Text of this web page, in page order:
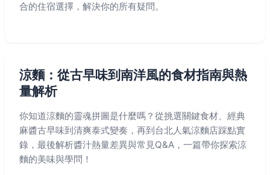
合的住宿選擇，解決你的所有疑問。
涼麵：從古早味到南洋風的食材指南與熱
量解析
你知道涼麵的靈魂拼圖是什麼嗎？從挑選關鍵食材、經典
麻醬古早味到清爽泰式變奏，再到台北人氣涼麵店踩點實
錄，最後解析醬汁熱量差異與常見Q&A，一篇帶你探索涼
麵的美味與學問！